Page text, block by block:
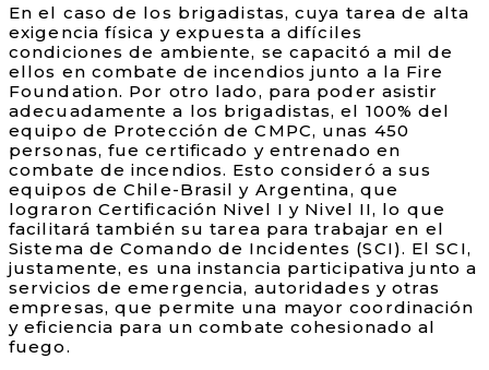
En el caso de los brigadistas, cuya tarea de alta
exigencia física y expuesta a difíciles
condiciones de ambiente, se capacitó a mil de
ellos en combate de incendios junto a la Fire
Foundation. Por otro lado, para poder asistir
adecuadamente a los brigadistas, el 100% del
equipo de Protección de CMPC, unas 450
personas, fue certificado y entrenado en
combate de incendios. Esto consideró a sus
equipos de Chile-Brasil y Argentina, que
lograron Certificación Nivel I y Nivel II, lo que
facilitará también su tarea para trabajar en el
Sistema de Comando de Incidentes (SCI). El SCI,
justamente, es una instancia participativa junto a
servicios de emergencia, autoridades y otras
empresas, que permite una mayor coordinación
y eficiencia para un combate cohesionado al
fuego.